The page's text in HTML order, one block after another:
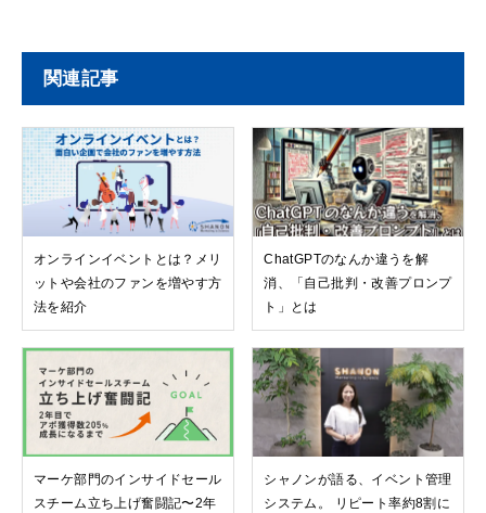
関連記事
オンラインイベントとは？メリ
ットや会社のファンを増やす方
法を紹介
ChatGPTのなんか違うを解
消、「自己批判・改善プロンプ
ト」とは
マーケ部門のインサイドセール
スチーム立ち上げ奮闘記〜2年
シャノンが語る、イベント管理
システム。 リピート率約8割に